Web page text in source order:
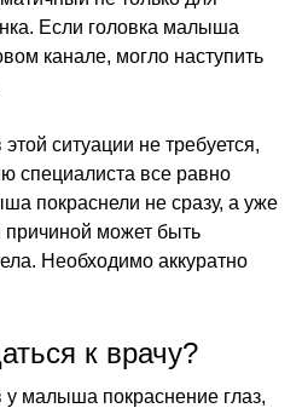
Если головка малыша
канале, могло наступить
ситуации не требуется,
специалиста все равно
покраснели не сразу, а уже
может быть
Необходимо аккуратно
к врачу?
у малыша покраснение глаз,